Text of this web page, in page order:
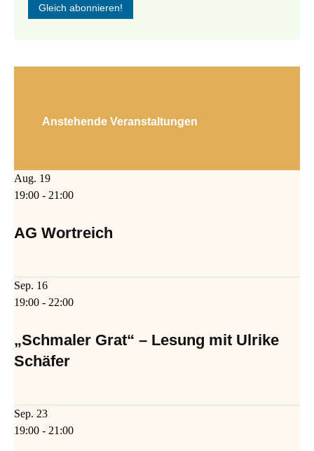
Anstehende Veranstaltungen
Aug. 19
19:00 - 21:00
AG Wortreich
Sep. 16
19:00 - 22:00
„Schmaler Grat“ – Lesung mit Ulrike
Schäfer
Sep. 23
19:00 - 21:00